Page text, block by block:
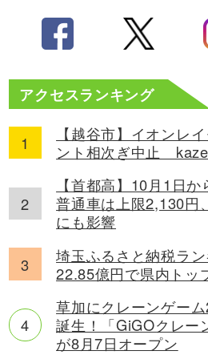
アクセスランキング
【越谷市】イオンレ
ント相次ぎ中止
【首都高】10月1日
普通車は上限2,130円
にも影響
埼玉ふるさと納税ラ
22.85億円で県内トッ
草加にクレーンゲー
誕生！「GiGOクレー
が8月7日オープン